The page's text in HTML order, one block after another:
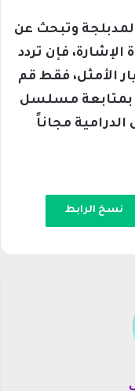
وتبحث عن
فإن تردد
2026 هو الخيار الأمثل، فقط قم
بمتابعة مسلسل
مجاناً
نسخ الرابط